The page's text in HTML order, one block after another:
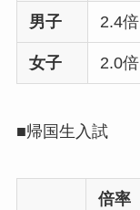
男子 2.4倍
女子 2.0倍
■帰国生入試
倍率